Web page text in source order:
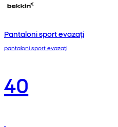
Pantaloni sport evazați
pantaloni sport evazați
40